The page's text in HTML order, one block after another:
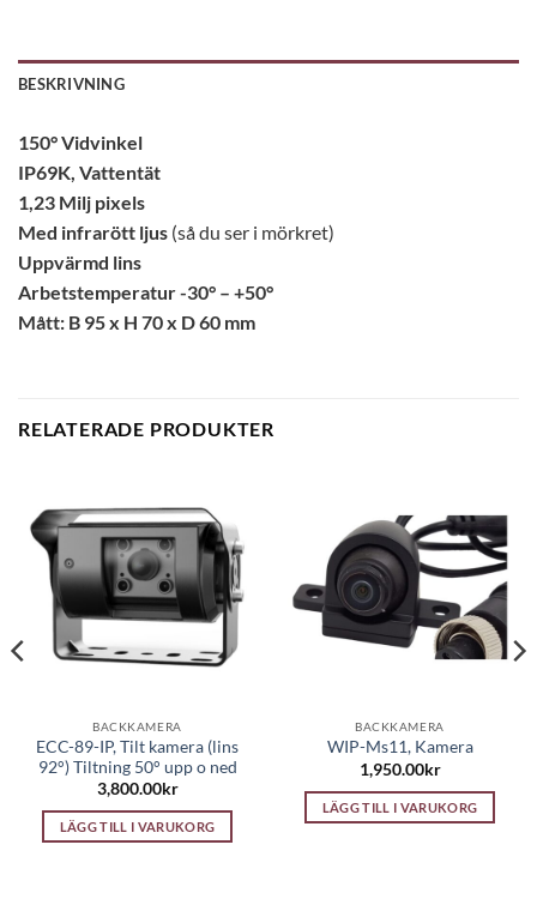
BESKRIVNING
150° Vidvinkel
IP69K, Vattentät
1,23 Milj pixels
Med infrarött ljus (så du ser i mörkret)
Uppvärmd lins
Arbetstemperatur -30° – +50°
Mått: B 95 x H 70 x D 60 mm
RELATERADE PRODUKTER
BACKKAMERA
ECC-89-IP, Tilt kamera (lins
92°) Tiltning 50° upp o ned
3,800.00kr
LÄGG TILL I VARUKORG
BACKKAMERA
WIP-Ms11, Kamera
1,950.00kr
LÄGG TILL I VARUKORG